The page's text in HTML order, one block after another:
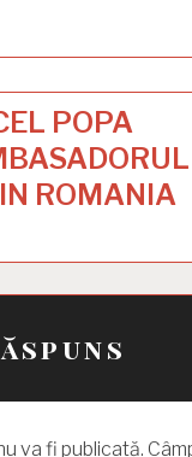
POPA
ROMANIA
va fi publicată.